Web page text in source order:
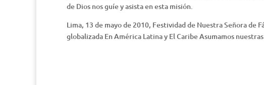
de Dios nos guíe y asista en esta misión.
Lima, 13 de mayo de 2010, Festividad de Nuestra Señora de
globalizada En América Latina y El Caribe Asumamos